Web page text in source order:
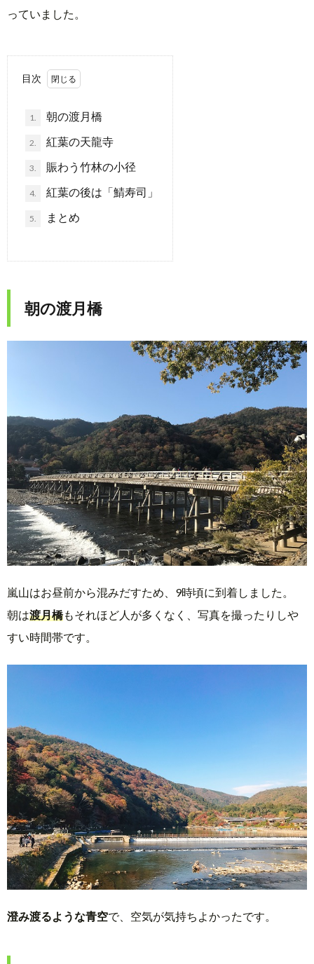
っていました。
目次
1. 朝の渡月橋
2. 紅葉の天龍寺
3. 賑わう竹林の小径
4. 紅葉の後は「鯖寿司」
5. まとめ
朝の渡月橋
嵐山はお昼前から混みだすため、9時頃に到着しました。
朝は渡月橋もそれほど人が多くなく、写真を撮ったりしや
すい時間帯です。
澄み渡るような青空で、空気が気持ちよかったです。